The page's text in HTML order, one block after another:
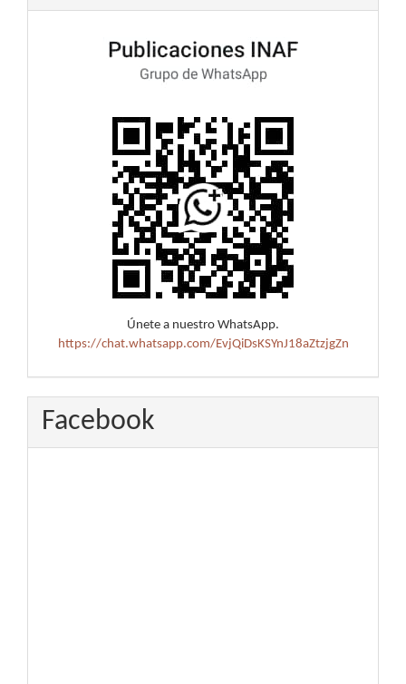
Únete a nuestro WhatsApp.
https://chat.whatsapp.com/EvjQiDsKSYnJ18aZtzjgZn
Facebook